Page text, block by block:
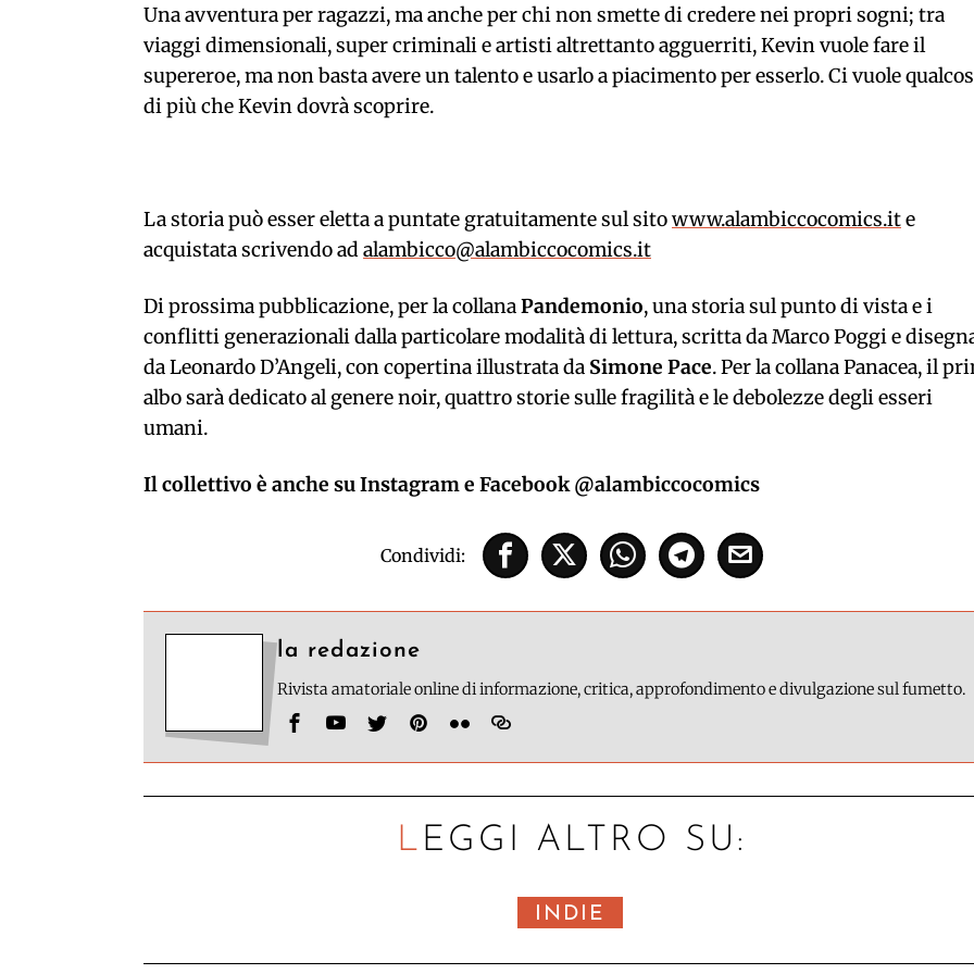
Una avventura per ragazzi, ma anche per chi non smette di credere nei propri sogni; tra
viaggi dimensionali, super criminali e artisti altrettanto agguerriti, Kevin vuole fare il
supereroe, ma non basta avere un talento e usarlo a piacimento per esserlo. Ci vuole
di più che Kevin dovrà scoprire.
La storia può esser eletta a puntate gratuitamente sul sitowww.alambiccocomics.ite
acquistata scrivendo adalambicco@alambiccocomics.it
Di prossima pubblicazione, per la collanaPandemonio, una storia sul punto di vista e i
conflitti generazionali dalla particolare modalità di lettura, scritta da Marco Poggi e
da Leonardo D’Angeli, con copertina illustrata da Simone Pace. Per la collana Panacea, il
albo sarà dedicato al genere noir, quattro storie sulle fragilità e le debolezze degli esseri
umani.
Il collettivo è anche su Instagram e Facebook @alambiccocomics
Condividi:
la redazione
Rivista amatoriale online di informazione, critica, approfondimento e divulgazione sul fumetto.
LEGGI ALTRO SU:
INDIE